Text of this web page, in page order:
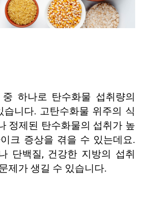
하나로 탄수화물 섭취량의
니다. 고탄수화물 위주의 식
정제된 탄수화물의 섭취가 높
크 증상을 겪을 수 있는데요.
단백질, 건강한 지방의 섭취
제가 생길 수 있습니다.